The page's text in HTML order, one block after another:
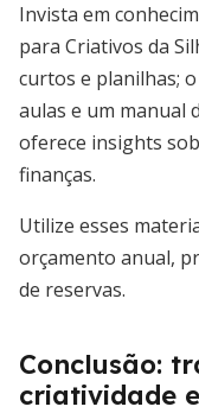
Invista em
para Criativos da
curtos e planilhas;
aulas e um manual
oferece insights
finanças.
Utilize esses
orçamento anual,
de reservas.
Conclusão:
criatividade